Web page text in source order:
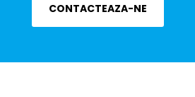
CONTACTEAZA-NE